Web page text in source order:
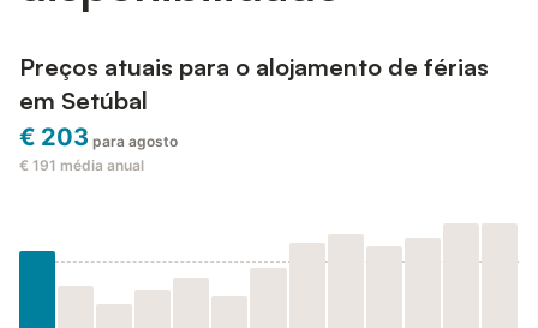
Preços atuais para o alojamento de férias
em Setúbal
€ 203 para agosto
€ 191 média anual